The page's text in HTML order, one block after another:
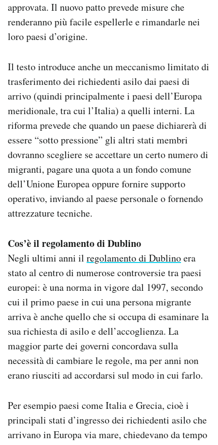
approvata. Il nuovo patto prevede misure che
renderanno più facile espellerle e rimandarle nei
loro paesi d’origine.
Il testo introduce anche un meccanismo limitato di
trasferimento dei richiedenti asilo dai paesi di
arrivo (quindi principalmente i paesi dell’Europa
meridionale, tra cui l’Italia) a quelli interni. La
riforma prevede che quando un paese dichiarerà di
essere “sotto pressione” gli altri stati membri
dovranno scegliere se accettare un certo numero di
migranti, pagare una quota a un fondo comune
dell’Unione Europea oppure fornire supporto
operativo, inviando al paese personale o fornendo
attrezzature tecniche.
Cos’è il regolamento di Dublino
Negli ultimi anni il regolamento di Dublinoera
stato al centro di numerose controversie tra paesi
europei: è una norma in vigore dal 1997, secondo
cui il primo paese in cui una persona migrante
arriva è anche quello che si occupa di esaminare la
sua richiesta di asilo e dell’accoglienza. La
maggior parte dei governi concordava sulla
necessità di cambiare le regole, ma per anni non
erano riusciti ad accordarsi sul modo in cui farlo.
Per esempio paesi come Italia e Grecia, cioè i
principali stati d’ingresso dei richiedenti asilo che
arrivano in Europa via mare, chiedevano da tempo